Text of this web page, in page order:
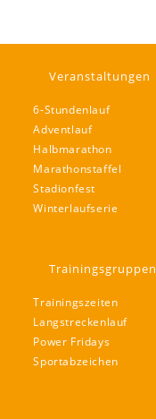
Veranstaltungen
6-Stundenlauf
Adventlauf
Halbmarathon
Marathonstaffel
Stadionfest
Winterlaufserie
Trainingsgruppen
Trainingszeiten
Langstreckenlauf
Power Fridays
Sportabzeichen